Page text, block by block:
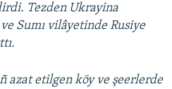
Tezden Ukrayina
Sumı vilâyetinde Rusiye
azat etilgen köy ve şeerlerde